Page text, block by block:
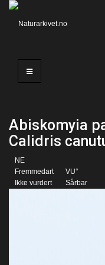
Abiskomyia
Calidris
NE
Fremmedart
Ikke vurdert
VU°
Sårbar